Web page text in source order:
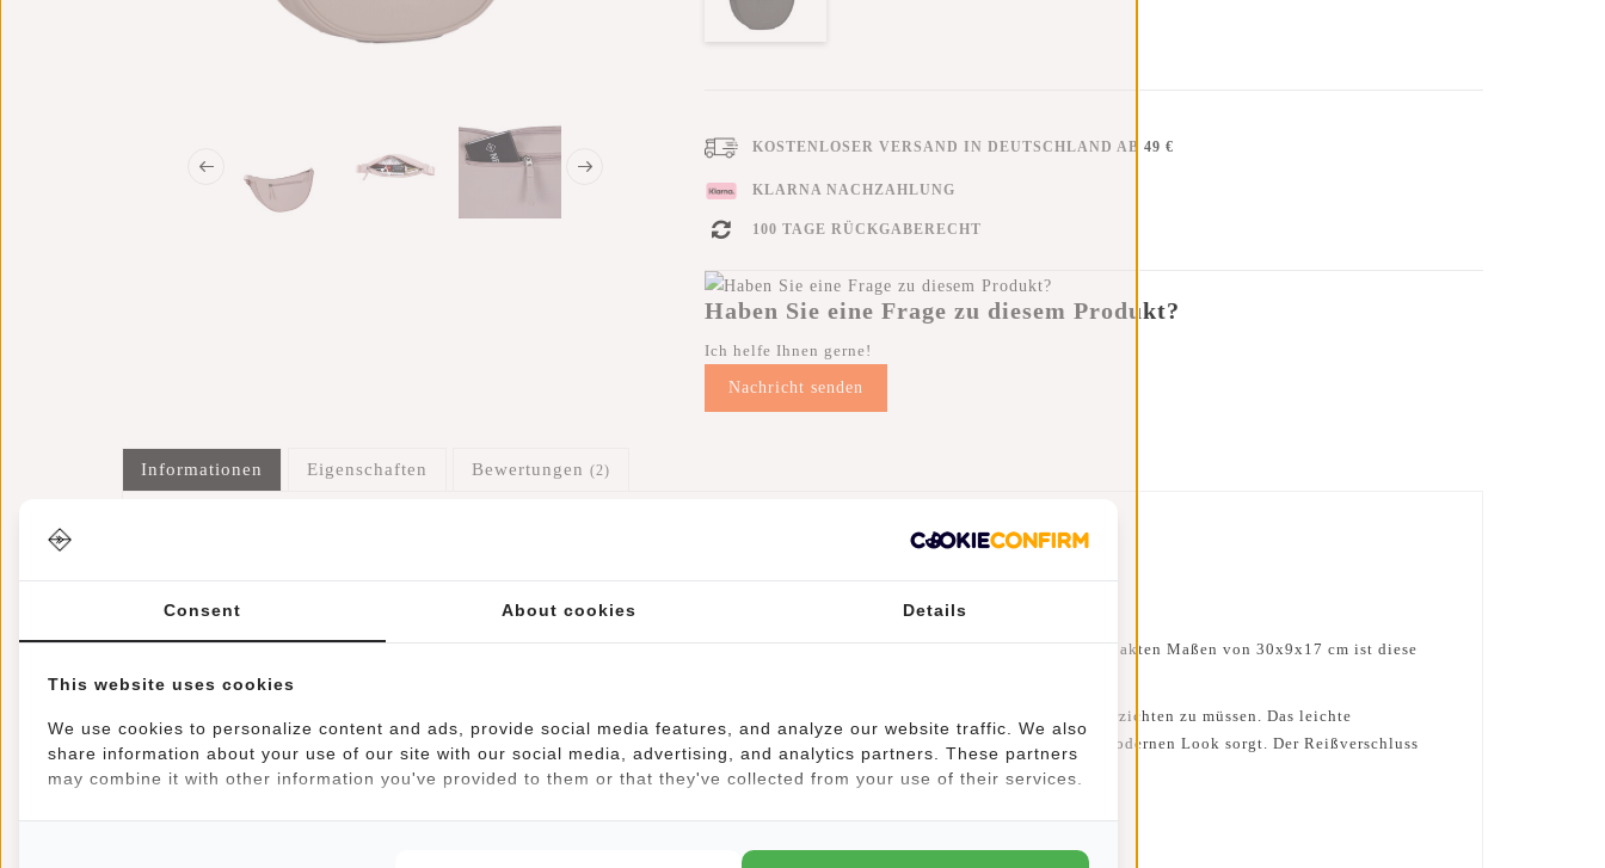
KOSTENLOSER VERSAND IN DEUTSCHLAND AB 49 €
KLARNA NACHZAHLUNG
100 TAGE RÜCKGABERECHT
Haben Sie eine Frage zu diesem Produkt?
Ich helfe Ihnen gerne!
Nachricht senden
Informationen Eigenschaften Bewertungen (2)
Lieferzeit:
✓ Auf Lager
Die Willow Fairbanks Schultertasche, Ihr perfekter Begleiter für stilvolle Eleganz und ultimative Funktionalität. Mit ihren kompakten Maßen von 30x9x17 cm ist diese
Tasche so konzipiert, dass Sie sie mühelos überallhin mitnehmen können, wo Ihr Tag Sie hinführt.
Die Willow Fairbanks Schultertasche verfügt über zwei praktische Fächer, in denen Sie Ordnung halten können, ohne auf Stil verzichten zu müssen. Das leichte
Nylonmaterial sorgt dafür, dass die Tasche auch bei längerem Gebrauch bequem bleibt, während das stilvolle Design für einen modernen Look sorgt. Der Reißverschluss
ermöglicht einen einfachen Zugriff auf Ihre Sachen, während die kompakte Form der Tasche für praktische Eleganz sorgt.
Consent About cookies Details
This website uses cookies
We use cookies to personalize content and ads, provide social media features, and analyze our website traffic. We also
share information about your use of our site with our social media, advertising, and analytics partners. These partners
may combine it with other information you've provided to them or that they've collected from your use of their services.